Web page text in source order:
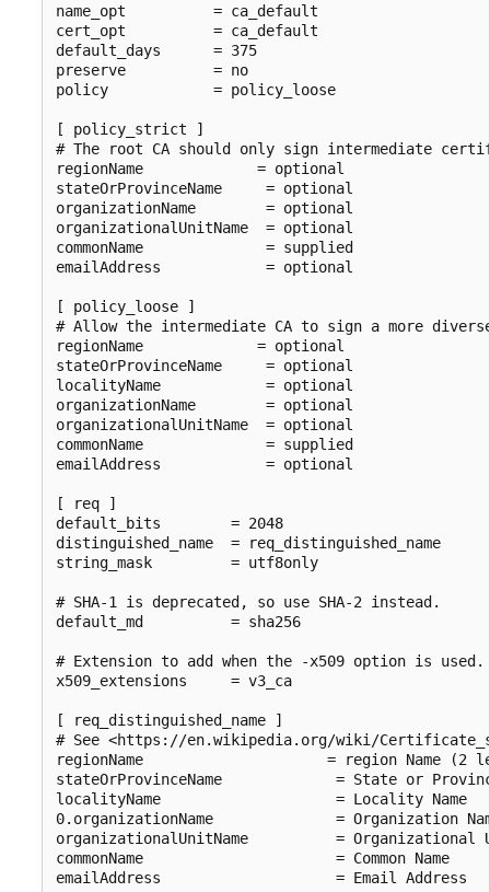
name_opt          = ca_default
cert_opt          = ca_default
default_days      = 375
preserve          = no
policy            = policy_loose
[ policy_strict ]
# The root CA should only sign intermediate
regionName             = optional
stateOrProvinceName     = optional
organizationName        = optional
organizationalUnitName  = optional
commonName              = supplied
emailAddress            = optional
[ policy_loose ]
# Allow the intermediate CA to sign a more
regionName             = optional
stateOrProvinceName     = optional
localityName            = optional
organizationName        = optional
organizationalUnitName  = optional
commonName              = supplied
emailAddress            = optional
[ req ]
default_bits        = 2048
distinguished_name  = req_distinguished_name
string_mask         = utf8only
# SHA-1 is deprecated, so use SHA-2 instead.
default_md          = sha256
# Extension to add when the -x509 option is used.
x509_extensions     = v3_ca
[ req_distinguished_name ]
# See <https://en.wikipedia.org/wiki/
regionName                     = region Name (2
stateOrProvinceName             = State or
localityName                    = Locality Name
0.organizationName              = Organization
organizationalUnitName          = Organizational
commonName                      = Common Name
emailAddress                    = Email Address